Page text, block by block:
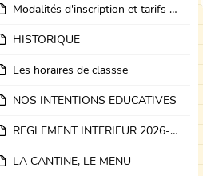
Modalités d'inscription et tarifs Ecole et Garderie
HISTORIQUE
Les horaires de classse
NOS INTENTIONS EDUCATIVES
REGLEMENT INTERIEUR 2026-2027
LA CANTINE, LE MENU